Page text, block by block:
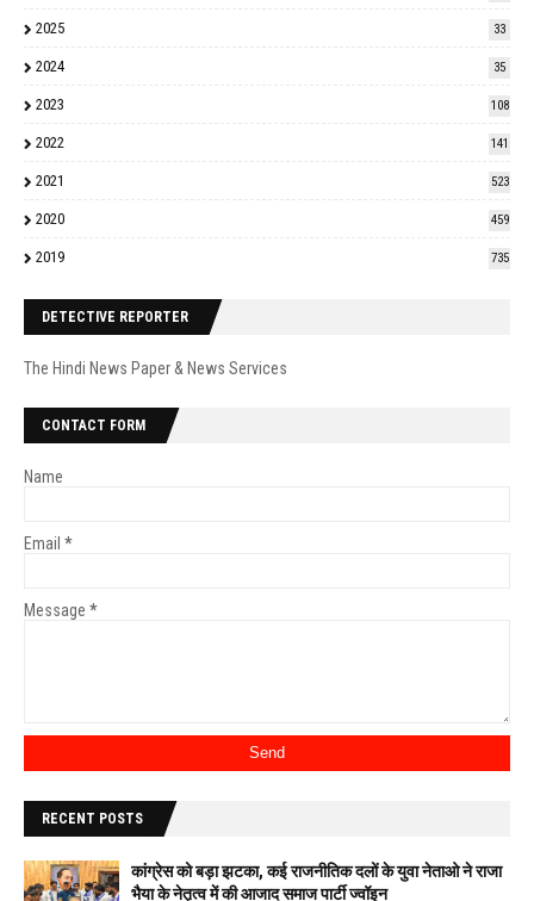
2025 33
2024 35
2023 108
2022 141
2021 523
2020 459
2019 735
DETECTIVE REPORTER
The Hindi News Paper & News Services
CONTACT FORM
Name
Email *
Message *
RECENT POSTS
कांग्रेस को बड़ा झटका, कई राजनीतिक दलों के युवा नेताओ ने राजा
भैया के नेतृत्व में की आजाद समाज पार्टी ज्वॉइन